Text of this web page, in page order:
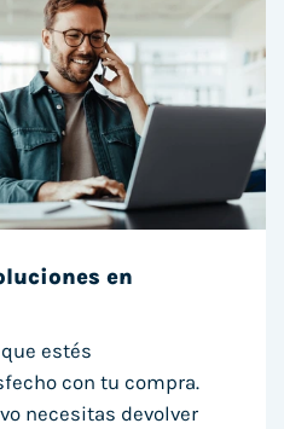
en
que estés
con tu compra.
necesitas devolver